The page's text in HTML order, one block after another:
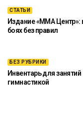
СТАТЬИ
Издание «ММА Центр»:
боях без правил
БЕЗ РУБРИКИ
Инвентарь для занятий
гимнастикой